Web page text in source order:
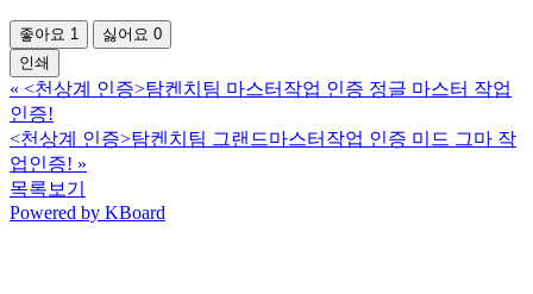
좋아요 1 싫어요 0
인쇄
« <천상계 인증>탐켄치팀 마스터작업 인증 정글 마스터 작업
인증!
<천상계 인증>탐켄치팀 그랜드마스터작업 인증 미드 그마 작
업인증! »
목록보기
Powered by KBoard